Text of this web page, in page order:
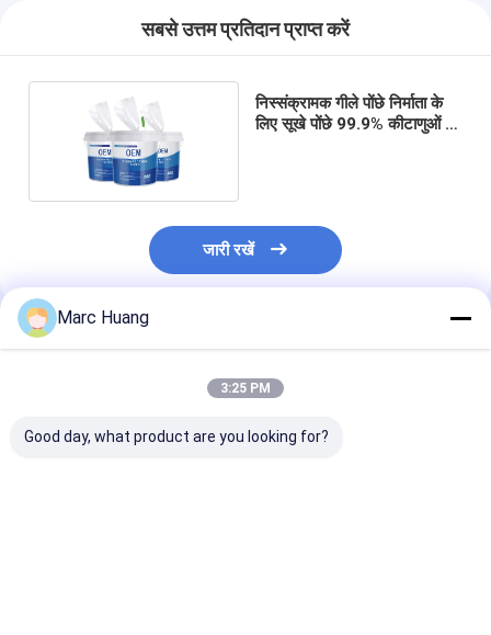
सबसे उत्तम प्रतिदान प्राप्त करें
निस्संक्रामक गीले पोंछे निर्माता के
लिए सूखे पोंछे 99.9% कीटाणुओं को
जारी रखें
अनुशंसित उत्पाद
Marc Huang
3:25 PM
Good day, what product are you looking for?